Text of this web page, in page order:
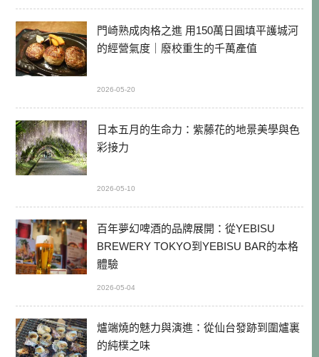
門崎熟成肉格之進 用150萬日圓填平護城河
的經營氣度｜廢校重生的千萬產值
2026-05-20
日本五月的生命力：紫藤花的地景美學與色
彩接力
2026-05-10
百年夢幻啤酒的品牌展開：從YEBISU
BREWERY TOKYO到YEBISU BAR的本格
體驗
2026-05-04
爐端燒的魅力與演進：從仙台發跡到圍爐裏
的純樸之味